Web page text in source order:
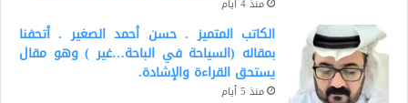
منذ 4 أيام
الكاتب المتميز . حسن أحمد الصغير . أتحفنا
بمقاله (السياحة في الباحة…غير ) وهو مقال
يستحق القراءة والإشادة.
منذ 5 أيام